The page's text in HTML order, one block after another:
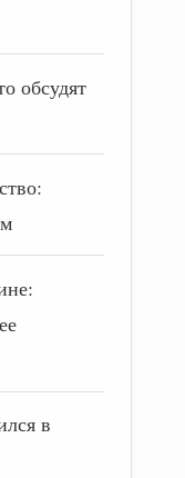
обсудят
в